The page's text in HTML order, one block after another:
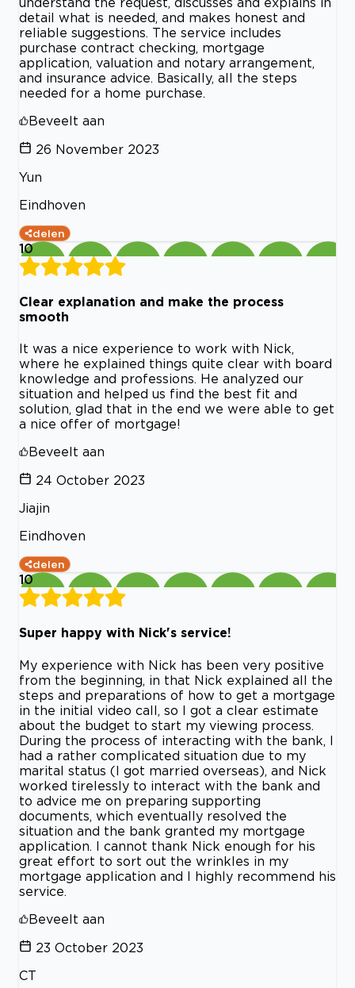
detail what is needed, and makes honest and
reliable suggestions. The service includes
purchase contract checking, mortgage
application, valuation and notary arrangement,
and insurance advice. Basically, all the steps
needed for a home purchase.
Beveelt aan
26 November 2023
Yun
Eindhoven
delen
10
Clear explanation and make the process
smooth
It was a nice experience to work with Nick,
where he explained things quite clear with board
knowledge and professions. He analyzed our
situation and helped us find the best fit and
solution, glad that in the end we were able to get
a nice offer of mortgage!
Beveelt aan
24 October 2023
Jiajin
Eindhoven
delen
10
Super happy with Nick's service!
My experience with Nick has been very positive
from the beginning, in that Nick explained all the
steps and preparations of how to get a mortgage
in the initial video call, so I got a clear estimate
about the budget to start my viewing process.
During the process of interacting with the bank, I
had a rather complicated situation due to my
marital status (I got married overseas), and Nick
worked tirelessly to interact with the bank and
to advice me on preparing supporting
documents, which eventually resolved the
situation and the bank granted my mortgage
application. I cannot thank Nick enough for his
great effort to sort out the wrinkles in my
mortgage application and I highly recommend his
service.
Beveelt aan
23 October 2023
CT